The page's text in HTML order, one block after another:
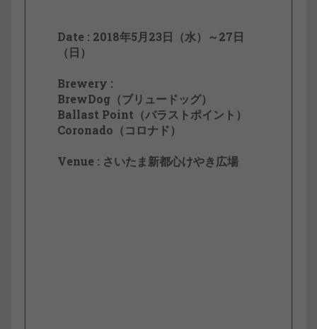
Date : 2018年5月23日（水）～27日
（日）
Brewery :
BrewDog（ブリュードッグ）
Ballast Point（バラストポイント）
Coronado（コロナド）
Venue : さいたま新都心けやき広場